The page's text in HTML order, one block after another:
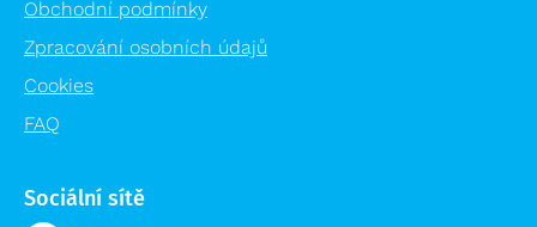
Obchodní podmínky
Zpracování osobních údajů
Cookies
FAQ
Sociální sítě